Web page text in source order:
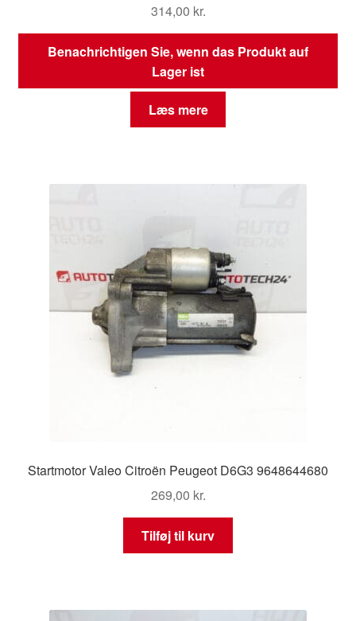
314,00 kr.
Benachrichtigen Sie, wenn das Produkt auf
Lager ist
Læs mere
Startmotor Valeo Citroën Peugeot D6G3 9648644680
269,00 kr.
Tilføj til kurv